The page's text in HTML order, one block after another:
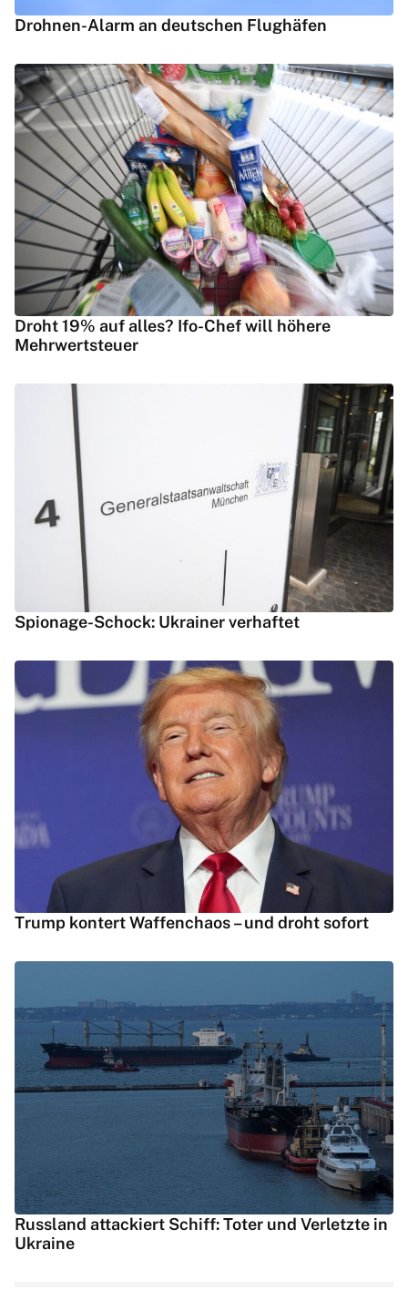
Drohnen-Alarm an deutschen Flughäfen
Droht 19% auf alles? Ifo-Chef will höhere
Mehrwertsteuer
Spionage-Schock: Ukrainer verhaftet
Trump kontert Waffenchaos – und droht sofort
Russland attackiert Schiff: Toter und Verletzte in
Ukraine